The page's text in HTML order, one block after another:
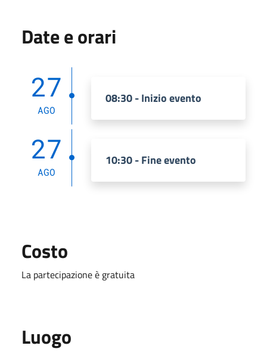
Date e orari
27
AGO
08:30 - Inizio evento
27
AGO
10:30 - Fine evento
Costo
La partecipazione è gratuita
Luogo